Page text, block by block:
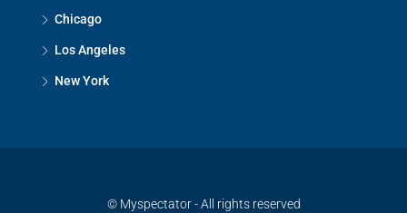
Chicago
Los Angeles
New York
© Myspectator - All rights reserved